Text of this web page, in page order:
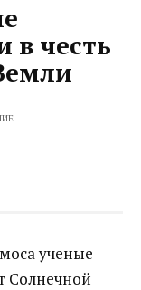
в честь
ученые
Солнечной